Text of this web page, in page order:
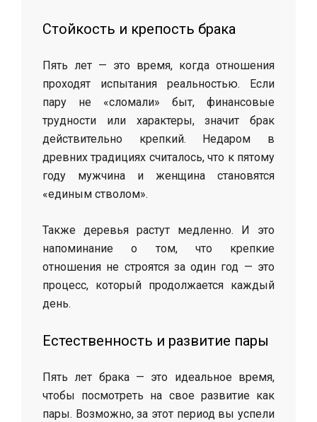
Стойкость и крепость брака
Пять лет — это время, когда отношения
проходят испытания реальностью. Если
пару не «сломали» быт, финансовые
трудности или характеры, значит брак
действительно крепкий. Недаром в
древних традициях считалось, что к пятому
году мужчина и женщина становятся
«единым стволом».
Также деревья растут медленно. И это
напоминание о том, что крепкие
отношения не строятся за один год — это
процесс, который продолжается каждый
день.
Естественность и развитие пары
Пять лет брака — это идеальное время,
чтобы посмотреть на свое развитие как
пары. Возможно, за этот период вы успели